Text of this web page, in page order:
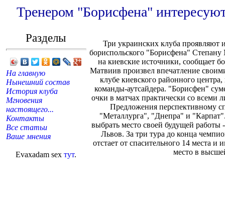
Тренером "Борисфена"
Разделы
На главную
Нынешний состав
История клуба
Мгновения
настоящего...
Контакты
Все статьи
Ваше мнения
Evaxadam sex тут.
Три украинских клуба проявляют
бориспольского "Борисфена"
на киевские источники, сообщает
Матвиив произвел впечатление
клубе киевского районного
команды-аутсайдера. "Борисфен"
очки в матчах практически со всеми
Предложения перспективному
"Металлурга", "Днепра" и
выбрать место своей будущей
Львов. За три тура до конца
отстает от спасительного 14 места
место в